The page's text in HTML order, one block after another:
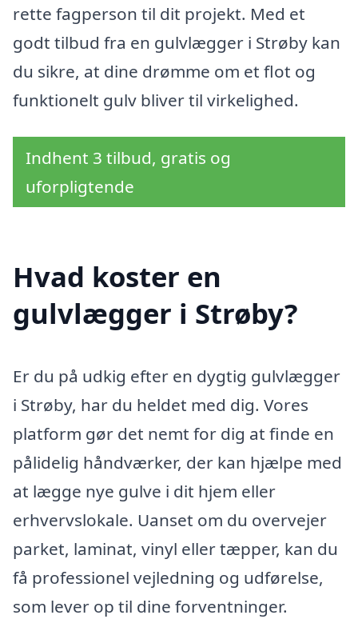
rette fagperson til dit projekt. Med et
godt tilbud fra en gulvlægger i Strøby kan
du sikre, at dine drømme om et flot og
funktionelt gulv bliver til virkelighed.
Indhent 3 tilbud, gratis og
uforpligtende
Hvad koster en
gulvlægger i Strøby?
Er du på udkig efter en dygtig gulvlægger
i Strøby, har du heldet med dig. Vores
platform gør det nemt for dig at finde en
pålidelig håndværker, der kan hjælpe med
at lægge nye gulve i dit hjem eller
erhvervslokale. Uanset om du overvejer
parket, laminat, vinyl eller tæpper, kan du
få professionel vejledning og udførelse,
som lever op til dine forventninger.